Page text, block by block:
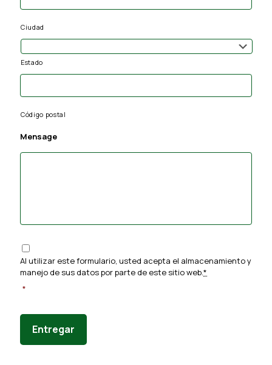
Ciudad
Estado
Código postal
Mensage
C
o
n
s
n
Al utilizar este formulario, usted acepta el almacenamiento y
manejo de sus datos por parte de este sitio web.*
*
Entregar